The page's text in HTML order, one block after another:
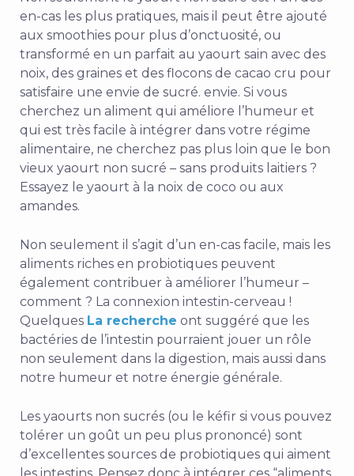
en-cas les plus pratiques, mais il peut être ajouté
aux smoothies pour plus d’onctuosité, ou
transformé en un parfait au yaourt sain avec des
noix, des graines et des flocons de cacao cru pour
satisfaire une envie de sucré. envie. Si vous
cherchez un aliment qui améliore l’humeur et
qui est très facile à intégrer dans votre régime
alimentaire, ne cherchez pas plus loin que le bon
vieux yaourt non sucré – sans produits laitiers ?
Essayez le yaourt à la noix de coco ou aux
amandes.
Non seulement il s’agit d’un en-cas facile, mais les
aliments riches en probiotiques peuvent
également contribuer à améliorer l’humeur –
comment ? La connexion intestin-cerveau !
Quelques La recherche ont suggéré que les
bactéries de l’intestin pourraient jouer un rôle
non seulement dans la digestion, mais aussi dans
notre humeur et notre énergie générale.
Les yaourts non sucrés (ou le kéfir si vous pouvez
tolérer un goût un peu plus prononcé) sont
d’excellentes sources de probiotiques qui aiment